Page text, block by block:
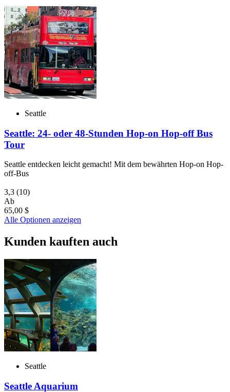
Seattle
Seattle: 24- oder 48-Stunden Hop-on Hop-off Bus
Tour
Seattle entdecken leicht gemacht! Mit dem bewährten Hop-on Hop-
off-Bus
3,3 (10)
Ab
65,00 $
Alle Optionen anzeigen
Kunden kauften auch
Seattle
Seattle Aquarium